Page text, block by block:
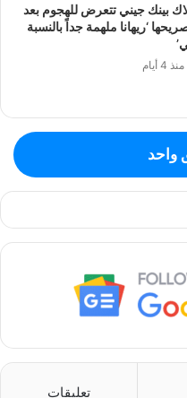
بينك جيني تتعرض للهجوم بعد
‘ريهانا ملهمة جداً بالنسبة
منذ 4 أيام
واحد
تعليقات